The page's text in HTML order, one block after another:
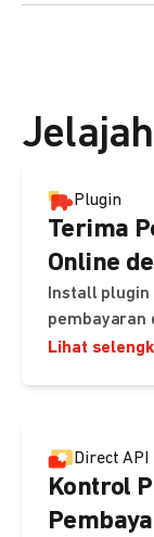
Plugin
Terima
Online
Install plugin
pembayaran
Lihat
Direct API
Kontrol